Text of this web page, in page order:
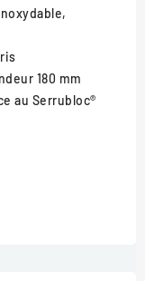
180 mm
au Serrubloc®